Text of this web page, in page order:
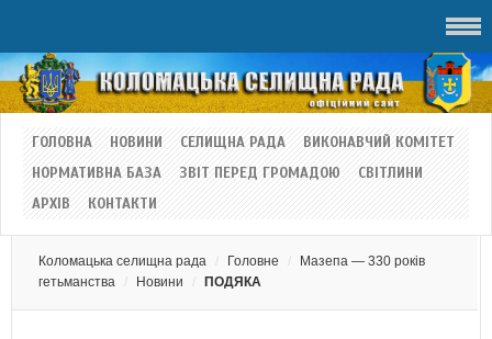
ГОЛОВНА НОВИНИ СЕЛИЩНА РАДА
ВИКОНАВЧИЙ КОМІТЕТ
НОРМАТИВНА БАЗА
ЗВІТ ПЕРЕД ГРОМАДОЮ
СВІТЛИНИ
АРХІВ
КОНТАКТИ
Коломацька селищна рада Головне
Мазепа — 330 років
гетьманства
Новини ПОДЯКА